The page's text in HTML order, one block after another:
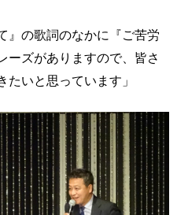
』の歌詞のなかに『ご苦労
ーズがありますので、皆さ
たいと思っています」